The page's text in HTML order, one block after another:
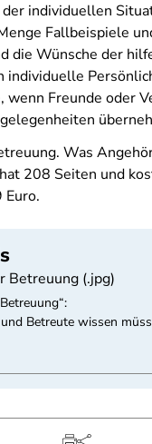
individuellen
Fallbeispiele
die Wünsche der
individuelle
wenn Freunde oder
Was
208 Seiten und
Euro.
Betreuung (.jpg)
Betreute wissen